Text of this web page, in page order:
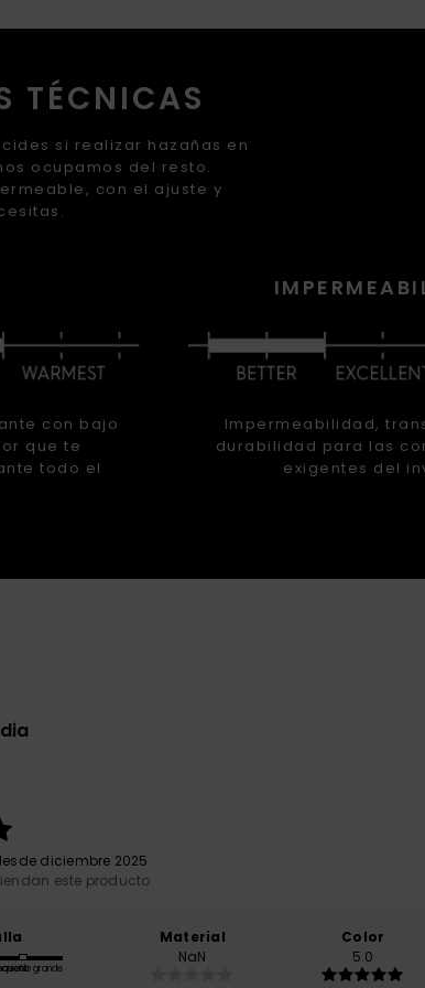
TÉCNICAS
si realizar hazañas en
ocupamos del resto.
con el ajuste y
con bajo
que te
todo el
Impermeabilidad,
durabilidad para las
exigentes del
diciembre 2025
este producto
grande
Material
NaN
Color
5.0